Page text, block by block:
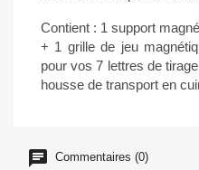
Contient : 1 support
+ 1 grille de jeu
pour vos 7 lettres de
housse de transport en
Commentaires (0)